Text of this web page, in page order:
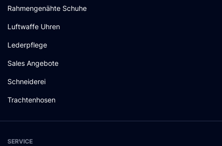
Rahmengenähte Schuhe
Luftwaffe Uhren
Lederpflege
Sales Angebote
Schneiderei
Trachtenhosen
SERVICE